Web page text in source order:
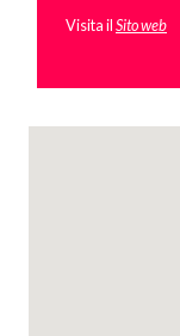
Visita ilSito web